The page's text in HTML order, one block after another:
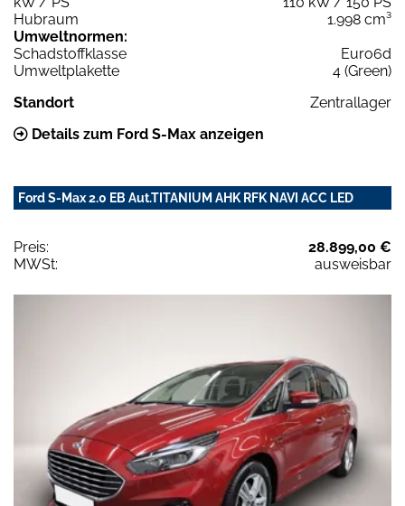
Hubraum
1.998 cm³
Umweltnormen:
Schadstoffklasse
Euro6d
Umweltplakette
4 (Green)
Standort
Zentrallager
Details zum Ford S-Max anzeigen
Ford S-Max 2.0 EB Aut.TITANIUM AHK RFK NAVI ACC LED
Preis:
28.899,00 €
MWSt:
ausweisbar